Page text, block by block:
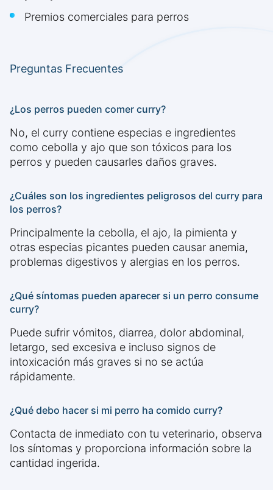
Premios comerciales para perros
Preguntas Frecuentes
¿Los perros pueden comer curry?
No, el curry contiene especias e ingredientes
como cebolla y ajo que son tóxicos para los
perros y pueden causarles daños graves.
¿Cuáles son los ingredientes peligrosos del curry para
los perros?
Principalmente la cebolla, el ajo, la pimienta y
otras especias picantes pueden causar anemia,
problemas digestivos y alergias en los perros.
¿Qué síntomas pueden aparecer si un perro consume
curry?
Puede sufrir vómitos, diarrea, dolor abdominal,
letargo, sed excesiva e incluso signos de
intoxicación más graves si no se actúa
rápidamente.
¿Qué debo hacer si mi perro ha comido curry?
Contacta de inmediato con tu veterinario, observa
los síntomas y proporciona información sobre la
cantidad ingerida.